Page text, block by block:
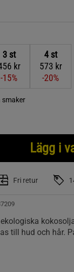
3st
kr
-15%
4st
573 kr
-20%
smaker
Lägg i
Fri retur
till hud och hår.